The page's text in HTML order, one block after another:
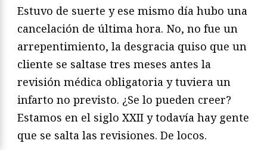
Estuvo de suerte y ese mismo día hubo una
cancelación de última hora. No, no fue un
arrepentimiento, la desgracia quiso que un
cliente se saltase tres meses antes la
revisión médica obligatoria y tuviera un
infarto no previsto. ¿Se lo pueden creer?
Estamos en el siglo XXII y todavía hay gente
que se salta las revisiones. De locos.